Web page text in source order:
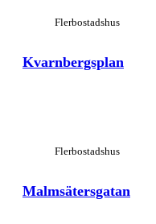
Flerbostadshus
Kvarnbergsplan
Flerbostadshus
Malmsätersgatan